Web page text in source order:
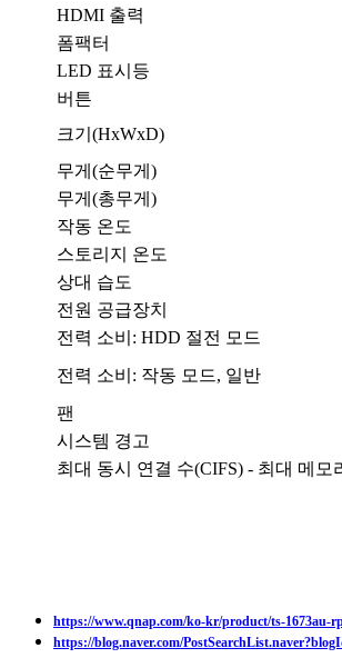
HDMI 출력
폼팩터
LED 표시등
버튼
크기(HxWxD)
무게(순무게)
무게(총무게)
작동 온도
스토리지 온도
상대 습도
전원 공급장치
전력 소비: HDD 절전 모드
전력 소비: 작동 모드, 일반
팬
시스템 경고
최대 동시 연결 수(CIFS) - 최대 메모
https://www.qnap.com/ko-kr/product/ts-1673au-
https://blog.naver.com/